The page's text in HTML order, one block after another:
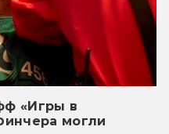
«Игры в
могли